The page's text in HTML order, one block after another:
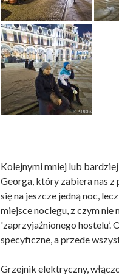
Kolejnymi mniej lub
Georga, który zabiera nas
się na jeszcze jedną noc,
miejsce noclegu, z czym
'zaprzyjaźnionego hostelu’.
specyficzne, a przede
Grzejnik elektryczny,